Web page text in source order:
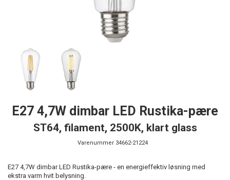
E27 4,7W dimbar LED Rustika-pære
ST64, filament, 2500K, klart glass
Varenummer 34662-21224
E27 4,7W dimbar LED Rustika-pære - en energieffektiv løsning med
ekstra varm hvit belysning.